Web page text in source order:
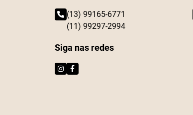
(13) 99165-6771
(11) 99297-2994
Siga nas redes